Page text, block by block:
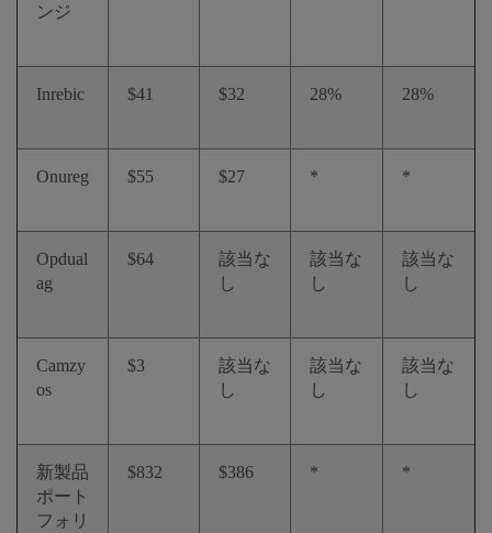
ンジ
Inrebic $41 $32 28% 28%
Onureg $55 $27 * *
Opdual
ag
$64
該当な
し
該当な
し
該当な
し
Camzy
os
$3
該当な
し
該当な
し
該当な
し
新製品
ポート
フォリ
$832 $386 * *